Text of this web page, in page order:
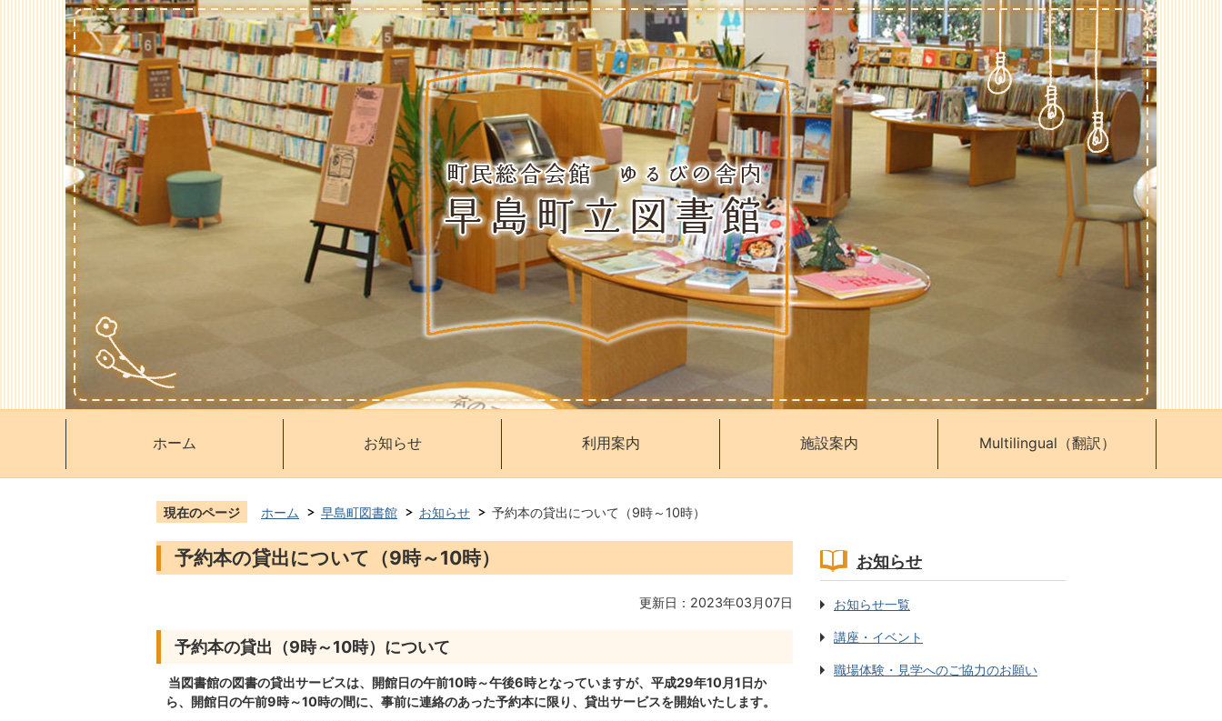
ホーム お知らせ 利用案内 施設案内 Multilingual（翻訳）
現在のページ ホーム 早島町図書館 お知らせ 予約本の貸出について（9時～10時）
予約本の貸出について（9時～10時）
更新日：2023年03月07日
予約本の貸出（9時～10時）について
当図書館の図書の貸出サービスは、開館日の午前10時～午後6時となっていますが、平成29年10月1日か
ら、開館日の午前9時～10時の間に、事前に連絡のあった予約本に限り、貸出サービスを開始いたします。
お知らせ
お知らせ一覧
講座・イベント
職場体験・見学へのご協力のお願い